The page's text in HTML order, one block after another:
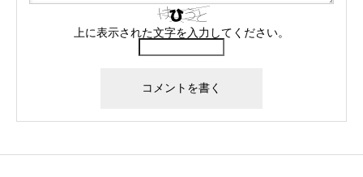
上に表示された文字を入力してください。